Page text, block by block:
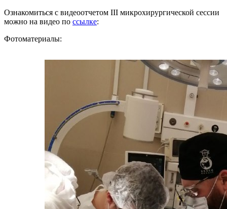
Ознакомиться с видеоотчетом III микрохирургической сессии
можно на видео по ссылке:
Фотоматериалы: